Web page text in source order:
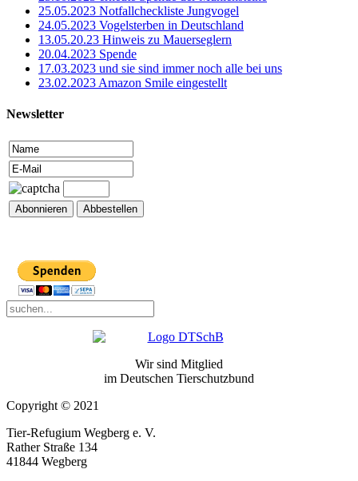
25.05.2023 Notfallcheckliste Jungvogel
24.05.2023 Vogelsterben in Deutschland
13.05.20.23 Hinweis zu Mauerseglern
20.04.2023 Spende
17.03.2023 und sie sind immer noch alle bei uns
23.02.2023 Amazon Smile eingestellt
Newsletter
Wir sind Mitglied
im Deutschen Tierschutzbund
Copyright © 2021
Tier-Refugium Wegberg e. V.
Rather Straße 134
41844 Wegberg